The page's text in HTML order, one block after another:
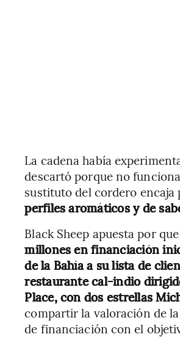
La cadena había
descartó porque no
sustituto del cordero encaja
perfiles aromáticos y de
Black Sheep apuesta por
millones en financiación
de la Bahía a su lista de
restaurante cal-indio
Place, con dos estrellas
compartir la valoración de
de financiación con el